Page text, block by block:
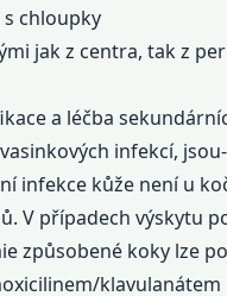
chloupky
jak z centra, tak z
a léčba
infekcí,
infekce kůže není u
V případech výskytu
způsobené koky lze
klavulanátem